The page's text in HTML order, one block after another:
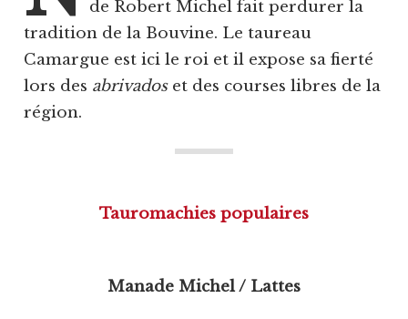
de Robert Michel fait perdurer la
tradition de la Bouvine. Le taureau
Camargue est ici le roi et il expose sa fierté
lors des abrivadoset des courses libres de la
région.
Tauromachies populaires
Manade Michel / Lattes